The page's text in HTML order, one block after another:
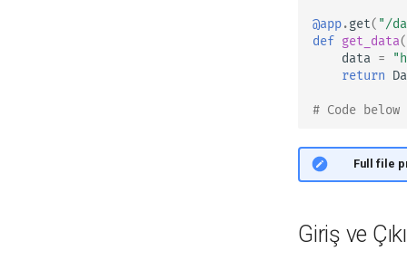
@app.get( "/
def get_data
data =
return
# Code below
👀 Full file
Giriş ve